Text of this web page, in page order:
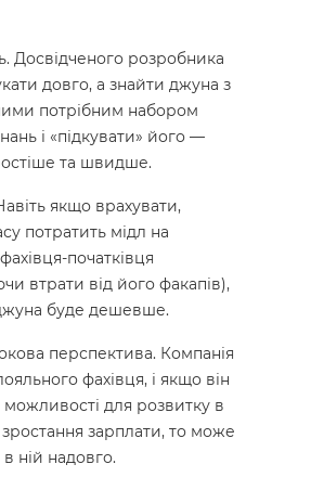
Досвідченого розробника
довго, а знайти джуна з
потрібним набором
і «підкувати» його —
та швидше.
якщо врахувати,
потратить мідл на
початківця
втрати від його факапів),
буде дешевше.
перспектива. Компанія
фахівця, і якщо він
для розвитку в
зростання зарплати, то може
в ній надовго.